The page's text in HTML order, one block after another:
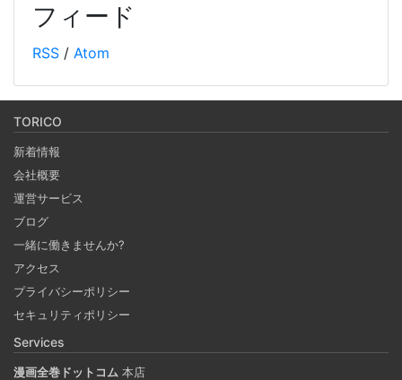
RAG するチュートリアル
2024-10-12
オープンソースのベクトルデータベースである Weaviate を
会カリキュラム） 自分の PC 上で RAG のシステムを構築し
ます。
Notionを本の管理に使ってみる
ブラウザがあればどこでもつかえるNotion。 テンプレート
で何でもできるNotionで購入した本、これから発売する本
の管理をしてみる。 Notion APIを使えば自作アプリとの連
携も可能に！？
フィード
RSS / Atom
TORICO
新着情報
会社概要
運営サービス
ブログ
一緒に働きませんか?
アクセス
プライバシーポリシー
セキュリティポリシー
Services
漫画全巻ドットコム 本店